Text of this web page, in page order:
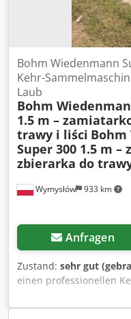
Wymysłów 933 km
Bohm Wiedenmann
Kehr-
Laub
Bohm
1.5 m –
trawy i liści Bohm
Super 300 1.5 m
zbierarka do
Anfragen
Zustand: sehr gut
einen professionellen
Bohm Wiedenmann
1,5 m an. Die Maschine